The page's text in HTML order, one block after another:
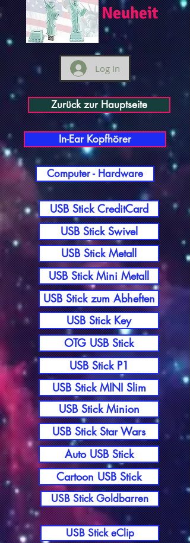
Neuheit
Log In
Zurück zur Hauptseite
In-Ear Kopfhörer
Computer - Hardware
USB Stick CreditCard
USB Stick Swivel
USB Stick Metall
USB Stick Mini Metall
USB Stick zum Abheften
USB Stick Key
OTG USB Stick
USB Stick P1
USB Stick MINI Slim
USB Stick Minion
USB Stick Star Wars
Auto USB Stick
Cartoon USB Stick
USB Stick Goldbarren
USB Stick eClip